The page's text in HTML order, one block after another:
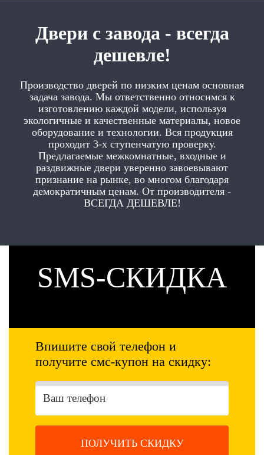
Двери с завода - всегда
дешевле!
Производство дверей по низким ценам основная
задача завода. Мы ответственно относимся к
изготовлению каждой модели, используя
экологичные и качественные материалы, новое
оборудование и технологии. Вся продукция
проходит 3-х ступенчатую проверку.
Предлагаемые межкомнатные, входные и
раздвижные двери уверенно завоевывают
признание на рынке, во многом благодаря
демократичным ценам. От производителя -
ВСЕГДА ДЕШЕВЛЕ!
SMS-СКИДКА
Впишите свой телефон и
получите смс-купон на скидку:
ПОЛУЧИТЬ СКИДКУ